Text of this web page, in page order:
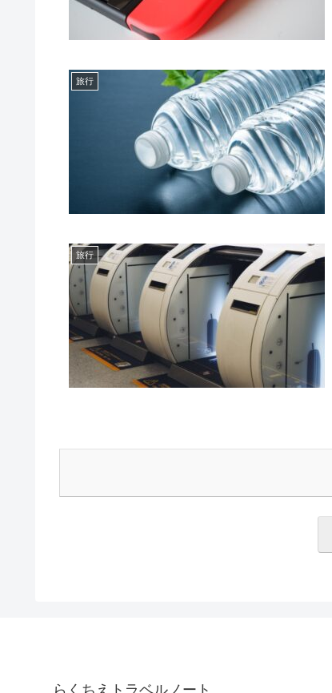
旅行
旅行
らくちえトラベルノート